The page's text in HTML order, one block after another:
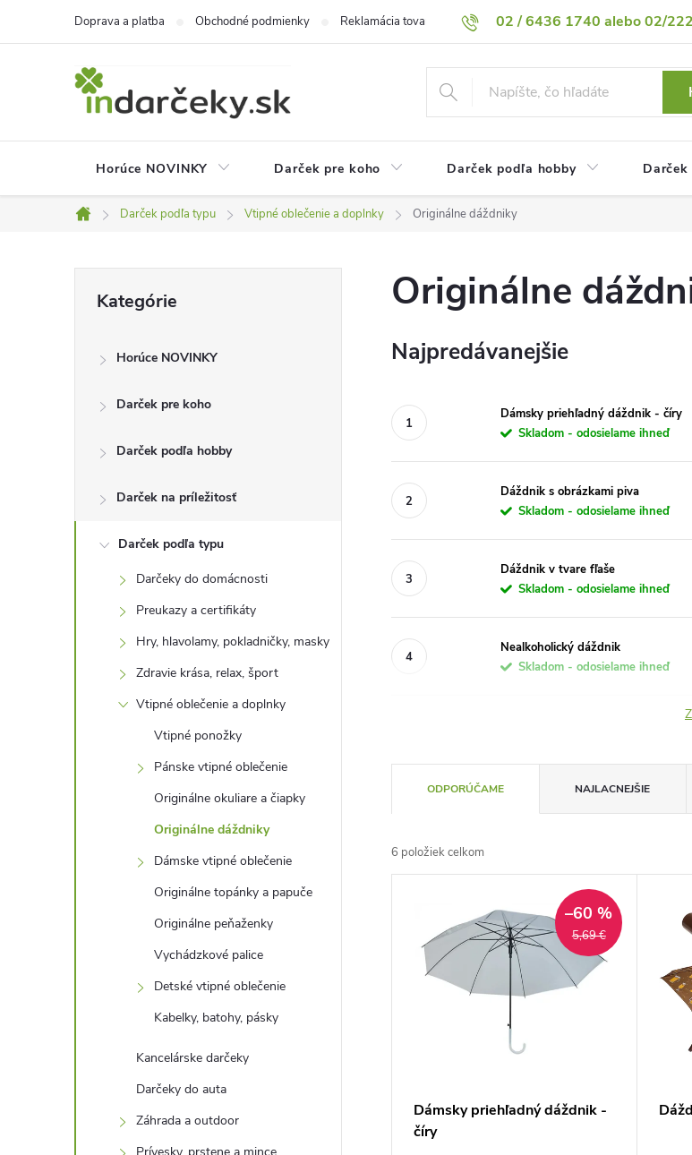
02 / 6436 1740 alebo 02/
Doprava a platba Obchodné podmienky Reklamácia tovaru Vrátenie tovaru Podmienky ochrany
Horúce NOVINKY Darček pre koho Darček podľa hobby
Domov
Darček podľa typu Vtipné oblečenie a doplnky Originálne dáždniky
p
kategórie
Kategórie
Horúce NOVINKY
Darček pre koho
Darček podľa hobby
Darček na príležitosť
Darček podľa typu
Darčeky do domácnosti
Preukazy a certifikáty
Hry, hlavolamy, pokladničky, masky
Zdravie krása, relax, šport
Vtipné oblečenie a doplnky
Vtipné ponožky
Pánske vtipné oblečenie
Originálne okuliare a čiapky
Originálne dáždniky
Dámske vtipné oblečenie
Originálne topánky a papuče
Originálne peňaženky
Vychádzkové palice
Detské vtipné oblečenie
Kabelky, batohy, pásky
Kancelárske darčeky
Darčeky do auta
Záhrada a outdoor
Originálne
Najpredávanejšie
Dámsky priehľadný dáždnik - číry
Skladom - odosielame ihneď
Dáždnik s obrázkami piva
Skladom - odosielame ihneď
Dáždnik v tvare fľaše
Skladom - odosielame ihneď
Nealkoholický dáždnik
Skladom - odosielame ihneď
a
d
ODPORÚČAME NAJLACNEJŠIE
6 položiek celkom
5,69 €
–60 %
Dámsky priehľadný dáždnik -
číry